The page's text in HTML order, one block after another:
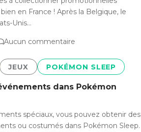
en France ! Après la Belgique, le
Unis…
Aucun commentaire
JEUX POKÉMON SLEEP
dans Pokémon
spéciaux, vous pouvez obtenir des
ou costumés dans Pokémon Sleep.